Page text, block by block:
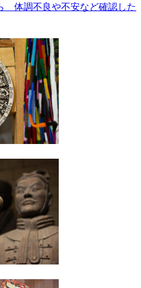
体調不良や不安など確認した